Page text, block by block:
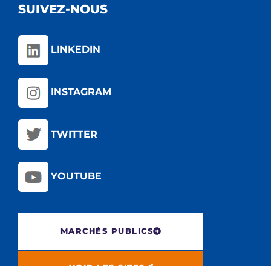
SUIVEZ-NOUS
LINKEDIN
INSTAGRAM
TWITTER
YOUTUBE
MARCHÉS PUBLICS